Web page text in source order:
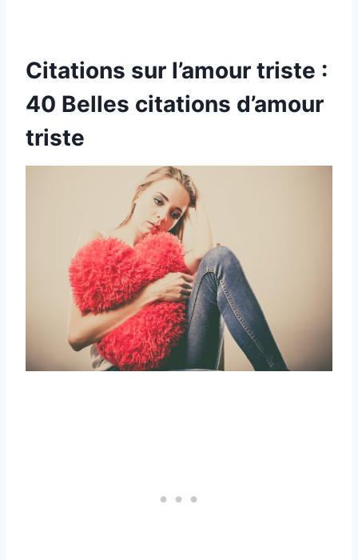
Citations sur l’amour triste :
40 Belles citations d’amour
triste